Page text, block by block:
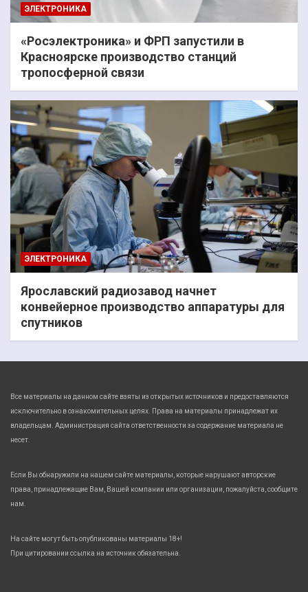
ЭЛЕКТРОНИКА
«Росэлектроника» и ФРП запустили в
Красноярске производство станций
тропосферной связи
ЭЛЕКТРОНИКА
Ярославский радиозавод начнет
конвейерное производство аппаратуры для
спутников
Все материалы на данном сайте взяты из открытых источников и предоставляются
исключительно в ознакомительных целях. Права на материалы принадлежат их
владельцам. Администрация сайта ответственности за содержание материала не
несет.
Если Вы обнаружили на нашем сайте материалы, которые нарушают авторские
права, принадлежащие Вам, Вашей компании или организации, пожалуйста, сообщите
нам.
На сайте могут быть опубликованы материалы 18+!
При цитировании ссылка на источник обязательна.